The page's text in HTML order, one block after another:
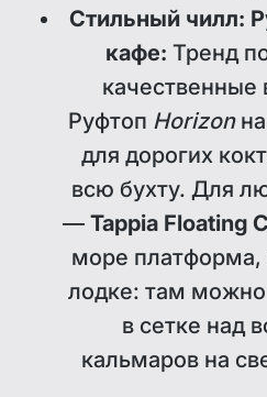
Стильный чилл:
кафе: Тренд
качественные
Руфтоп Horizon
для дорогих
всю бухту. Для
— Tappia Floating
море платформа,
лодке: там
в сетке над
кальмаров на